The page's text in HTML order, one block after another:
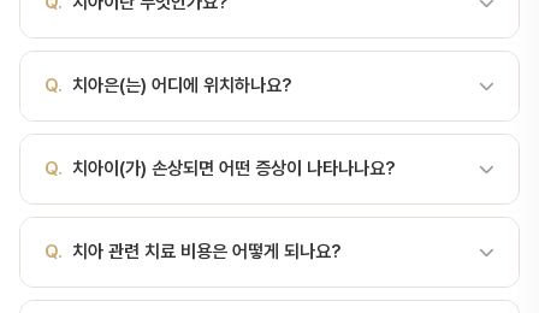
자르고 부수어 소화를 돕고 발음 및 얼굴 형태 유지에 기여하는 구강
내 경조직 기관입니다. 사람은 일생 동안 두 번의 치열(유치와 영구치)
을 형성하며, 치아는 잇몸 위로 보이는 치관(crown)과 잇몸 속에 묻
층의 경질 조직으로 손상 시 자연 재생이 불가능합니다.상아질
(dentin): 법랑질 아래의 감각 전달과 탄성을 담당하는 조직입니다.
Q. 치아은(는) 어디에 위치하나요?
자르고 부수어 소화를 돕고 발음 및 얼굴 형태 유지에 기여하는 구강
내 경조직 기관입니다. 사람은 일생 동안 두 번의 치열(유치와 영구치)
을 형성하며, 치아는 잇몸 위로 보이는 치관(crown)과 잇몸 속에 묻
층의 경질 조직으로 손상 시 자연 재생이 불가능합니다.상아질
Q. 치아이(가) 손상되면 어떤 증상이 나타나나요?
습니다. 증상이 있다면 빠른 진료가 중요합니다. 서울비디치과에서는
정밀 검사를 통해 정확한 진단을 제공합니다.
Q. 치아 관련 치료 비용은 어떻게 되나요?